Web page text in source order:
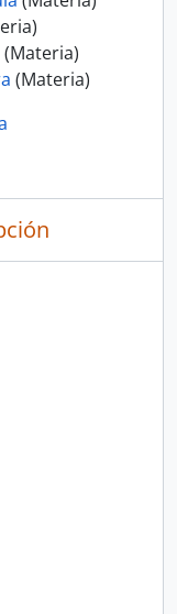
(Materia)
(Materia)